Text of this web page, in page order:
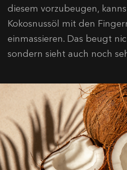
diesem vorzubeugen,
Kokosnussöl mit den
einmassieren. Das beugt
sondern sieht auch noch